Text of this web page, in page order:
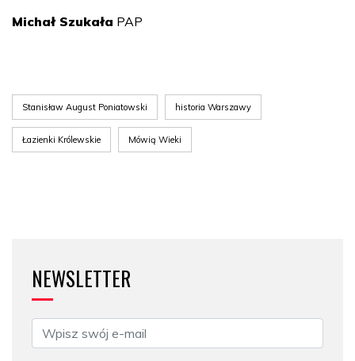
Michał Szukała PAP
Stanisław August Poniatowski historia Warszawy
Łazienki Królewskie Mówią Wieki
NEWSLETTER